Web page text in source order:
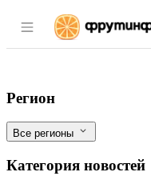
Раздел
Рынок
Фильтры
Регион
Все регионы
Категория новостей